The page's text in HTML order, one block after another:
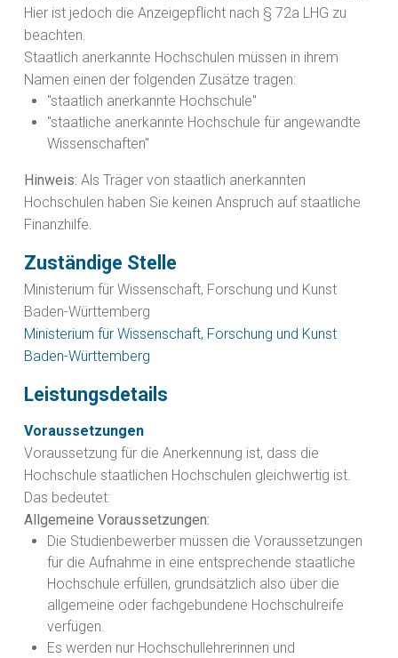
Hier ist jedoch die Anzeigepflicht nach § 72a LHG zu
beachten.
Staatlich anerkannte Hochschulen müssen in ihrem
Namen einen der folgenden Zusätze tragen:
"staatlich anerkannte Hochschule"
"staatliche anerkannte Hochschule für angewandte
Wissenschaften"
Hinweis: Als Träger von staatlich anerkannten
Hochschulen haben Sie keinen Anspruch auf staatliche
Finanzhilfe.
Zuständige Stelle
Ministerium für Wissenschaft, Forschung und Kunst
Baden-Württemberg
Ministerium für Wissenschaft, Forschung und Kunst
Baden-Württemberg
Leistungsdetails
Voraussetzungen
Voraussetzung für die Anerkennung ist, dass die
Hochschule staatlichen Hochschulen gleichwertig ist.
Das bedeutet:
Allgemeine Voraussetzungen:
Die Studienbewerber müssen die Voraussetzungen
für die Aufnahme in eine entsprechende staatliche
Hochschule erfüllen, grundsätzlich also über die
allgemeine oder fachgebundene Hochschulreife
verfügen.
Es werden nur Hochschullehrerinnen und